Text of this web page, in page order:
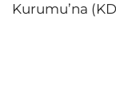
Kurumu’na